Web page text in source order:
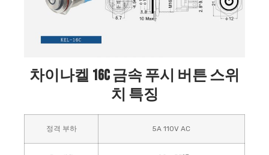
차이나켈 16C 금속 푸시 버튼 스위
치 특징
정격 부하 5A 110V AC